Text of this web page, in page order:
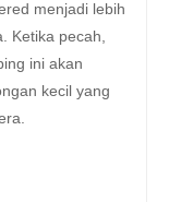
menjadi lebih
Ketika pecah,
ini akan
kecil yang